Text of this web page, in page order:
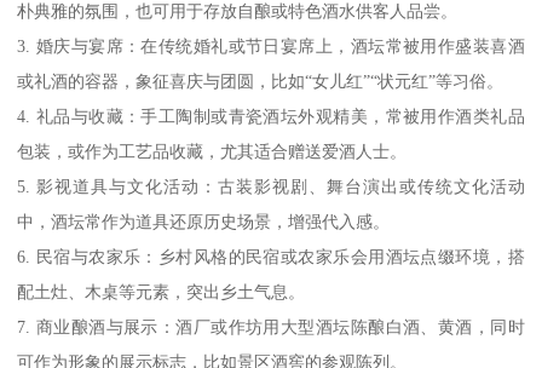
朴典雅的氛围，也可用于存放自酿或特色酒水供客人品尝。
3. 婚庆与宴席：在传统婚礼或节日宴席上，酒坛常被用作盛装喜酒
或礼酒的容器，象征喜庆与团圆，比如“女儿红”“状元红”等习俗。
4. 礼品与收藏：手工陶制或青瓷酒坛外观精美，常被用作酒类礼品
包装，或作为工艺品收藏，尤其适合赠送爱酒人士。
5. 影视道具与文化活动：古装影视剧、舞台演出或传统文化活动
中，酒坛常作为道具还原历史场景，增强代入感。
6. 民宿与农家乐：乡村风格的民宿或农家乐会用酒坛点缀环境，搭
配土灶、木桌等元素，突出乡土气息。
7. 商业酿酒与展示：酒厂或作坊用大型酒坛陈酿白酒、黄酒，同时
可作为形象的展示标志，比如景区酒窖的参观陈列。